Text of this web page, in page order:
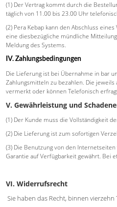
(1) Der Vertrag kommt durch die
täglich von 11.00 bis 23.00 Uhr
(2) Pera Kebap kann den Abschluss
eine diesbezügliche mündliche
Meldung des Systems.
IV. Zahlungsbedingungen
Die Lieferung ist bei Übernahme in bar
Zahlungsmitteln zu bezahlen. Die
vermerkt oder können Telefonisch
V. Gewährleistung und
(1) Der Kunde muss die Vollständigkeit
(2) Die Lieferung ist zum sofortigen
(3) Die Benutzung von den
Garantie auf Verfügbarkeit gewährt. Bei
VI. Widerrufsrecht
Sie haben das Recht, binnen